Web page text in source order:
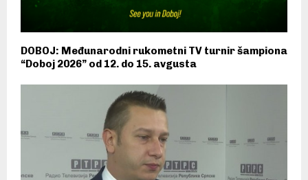
DOBOJ: Međunarodni rukometni TV turnir šampiona
“Doboj 2026” od 12. do 15. avgusta